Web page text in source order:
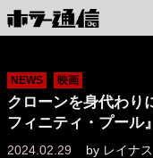
NEWS 映画
クローンを身代わり
フィニティ・プー
2024.02.29 by レイナス